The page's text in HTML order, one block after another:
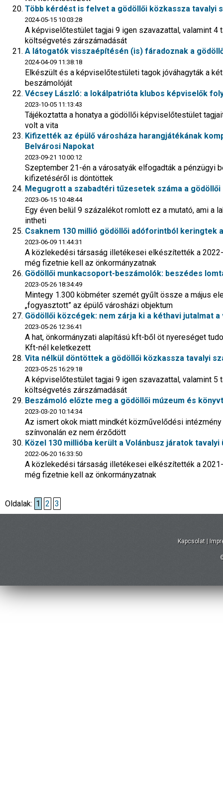
Több kérdést is felvet a gödöllői közkassza tavalyi
2024-05-15 10:03:28
A képviselőtestület tagjai 9 igen szavazattal, valamint
költségvetés zárszámadását
A látogatók visszaépítésén (is) fáradoznak a
2024-04-09 11:38:18
Elkészült és a képviselőtestületi tagok jóváhagyták a
beszámolóját
Vécsey László: a lokálpatrióta klubos képviselők
2023-10-05 11:13:43
Tájékoztatta a honatya a gödöllői képviselőtestület
volt a vita
Kifizették az épülő városháza harangjátékának
Belvárosi Napokat
2023-09-21 10:00:12
Szeptember 21-én a városatyák elfogadták a
kifizetéséről is döntöttek
Megugrott a szabadtéri tűzesetek száma a
2023-06-15 10:48:44
Egy éven belül 9 százalékot romlott ez a mutató, ami a
intheti
Csaknem 130 millió gödöllői adóforintból keringtek
2023-06-09 11:44:31
A közlekedési társaság illetékesei elkészítették a
még fizetnie kell az önkormányzatnak
Gödöllői munkacsoport-beszámolók: beszédes
2023-05-26 18:34:49
Mintegy 1.300 köbméter szemét gyűlt össze a május
„fogyasztott” az épülő városházi objektum
Gödöllői közcégek: nem zárja ki a kéthavi jutalmat
2023-05-26 12:36:41
A hat, önkormányzati alapítású kft-ből öt nyereséget
Kft-nél keletkezett
Vita nélkül döntöttek a gödöllői közkassza tavalyi
2023-05-25 16:29:18
A képviselőtestület tagjai 9 igen szavazattal, valamint
költségvetés zárszámadását
Beszámoló előzte meg a gödöllői múzeum és
2023-03-20 10:14:34
Az ismert okok miatt mindkét közművelődési
színvonalán ez nem érződött
Közel 130 millióba került a Volánbusz járatok
2022-06-20 16:33:50
A közlekedési társaság illetékesei elkészítették a
még fizetnie kell az önkormányzatnak
Oldalak: 1 2 3
Kapcsolat |